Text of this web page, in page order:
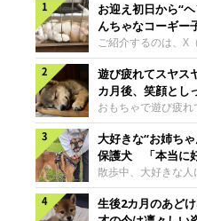
お迎え初日から“
んちゃなコーギー
コ“コーギースマ
長！
ご紹介するのは、X
＠
シュ・コーギー・
ん。今年の8月で7才
んですが、いったい
したのでしょうか
成長を飼い主さんと
ゃんの成長について
日後の神楽ちゃん
ちゃんの様子につい
遊び疲れてスヤス
カ月後、笑顔とし
に成長！
おもちゃで遊び疲れ
犬。あれから2カ月
まな変化が見られる
び疲れて眠る生後2
疲れた様子のなっち
するのは、X（旧
@Pkndg_さんの愛
大好きな“お姉ち
保護犬 「本当に
じる表情にほっこ
散歩中、大好きな人
そうな表情を見せ
な姿に、見ているこ
生後2カ月のあど